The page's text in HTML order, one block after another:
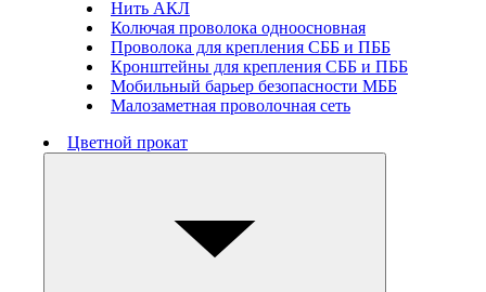
Нить АКЛ
Колючая проволока одноосновная
Проволока для крепления СББ и ПББ
Кронштейны для крепления СББ и ПББ
Мобильный барьер безопасности МББ
Малозаметная проволочная сеть
Цветной прокат